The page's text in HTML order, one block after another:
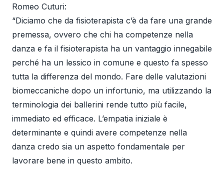
Romeo Cuturi:
“Diciamo che da fisioterapista c’è da fare una grande
premessa, ovvero che chi ha competenze nella
danza e fa il fisioterapista ha un vantaggio innegabile
perché ha un lessico in comune e questo fa spesso
tutta la differenza del mondo. Fare delle valutazioni
biomeccaniche dopo un infortunio, ma utilizzando la
terminologia dei ballerini rende tutto più facile,
immediato ed efficace. L’empatia iniziale è
determinante e quindi avere competenze nella
danza credo sia un aspetto fondamentale per
lavorare bene in questo ambito.